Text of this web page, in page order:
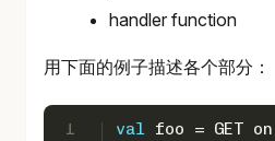
handler function
用下面的例子描述各个部分：
1 val foo = GET on